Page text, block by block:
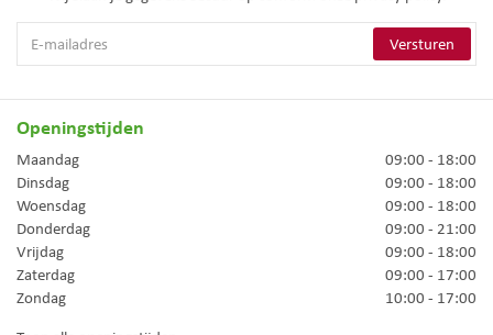
Openingstijden
Maandag
09:00 - 18:00
Dinsdag
09:00 - 18:00
Woensdag
09:00 - 18:00
Donderdag
09:00 - 21:00
Vrijdag
09:00 - 18:00
Zaterdag
09:00 - 17:00
Zondag
10:00 - 17:00